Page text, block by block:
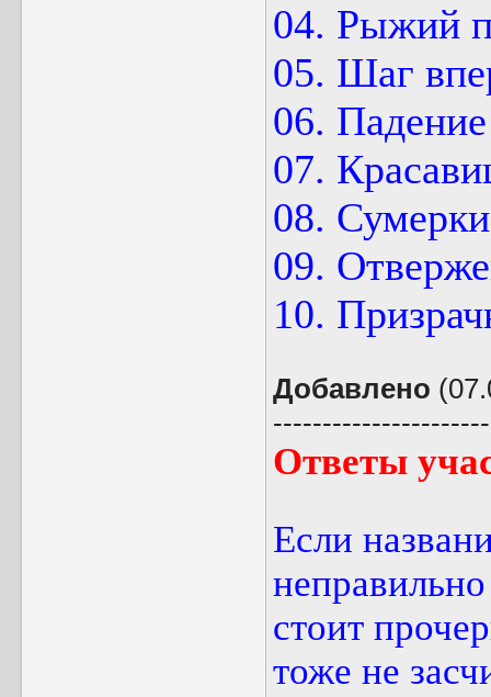
04. Рыжий
05. Шаг
06.
07.
08.
09.
10.
Добавлено
Ответы
Если
стоит
тоже не